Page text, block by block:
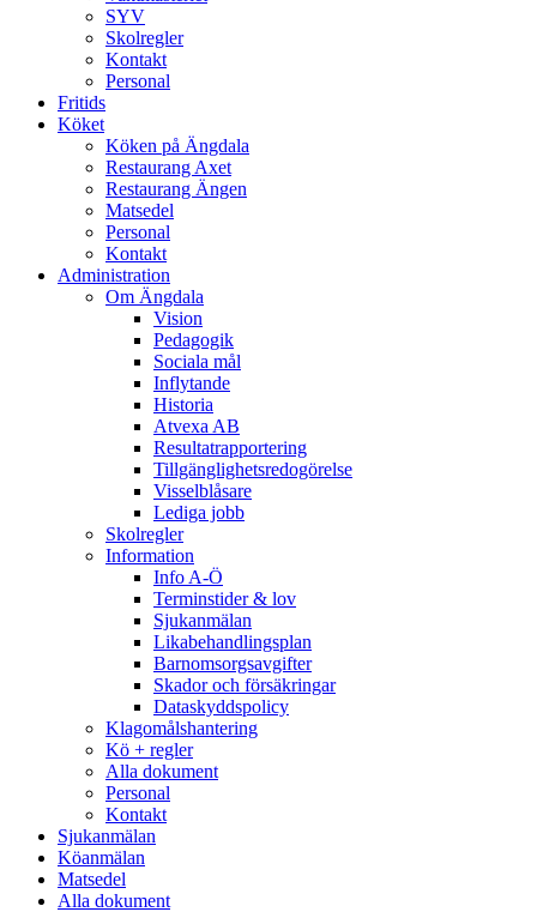
SYV
Skolregler
Kontakt
Personal
Fritids
Köket
Köken på Ängdala
Restaurang Axet
Restaurang Ängen
Matsedel
Personal
Kontakt
Administration
Om Ängdala
Vision
Pedagogik
Sociala mål
Inflytande
Historia
Atvexa AB
Resultatrapportering
Tillgänglighetsredogörelse
Visselblåsare
Lediga jobb
Skolregler
Information
Info A-Ö
Terminstider & lov
Sjukanmälan
Likabehandlingsplan
Barnomsorgsavgifter
Skador och försäkringar
Dataskyddspolicy
Klagomålshantering
Kö + regler
Alla dokument
Personal
Kontakt
Sjukanmälan
Köanmälan
Matsedel
Alla dokument